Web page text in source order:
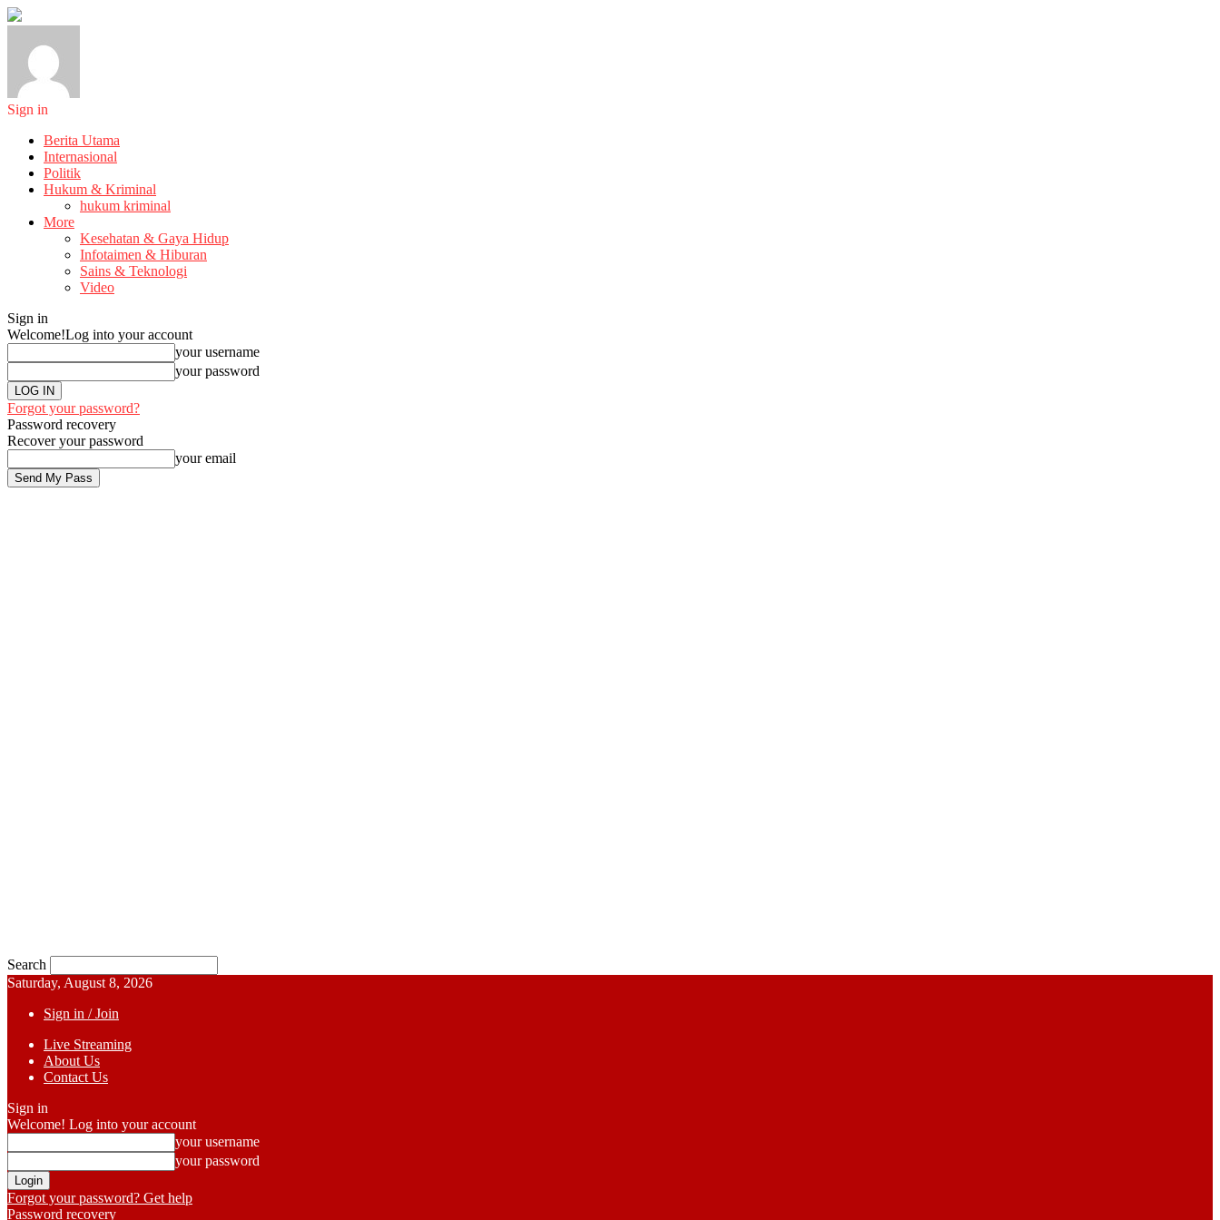
Sign in
Berita Utama
Internasional
Politik
Hukum & Kriminal
hukum kriminal
More
Kesehatan & Gaya Hidup
Infotaimen & Hiburan
Sains & Teknologi
Video
Sign in
Welcome!Log into your account
your username
your password
Forgot your password?
Password recovery
Recover your password
your email
Search
Saturday, August 8, 2026
Sign in / Join
Live Streaming
About Us
Contact Us
Sign in
Welcome! Log into your account
your username
your password
Forgot your password? Get help
Password recovery